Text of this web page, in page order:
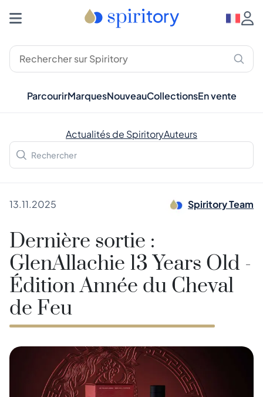
ParcourirMarquesNouveauCollectionsEn vente
Actualités de SpiritoryAuteurs
13.11.2025 Spiritory Team
Dernière sortie :
GlenAllachie 13 Years Old -
Édition Année du Cheval
de Feu